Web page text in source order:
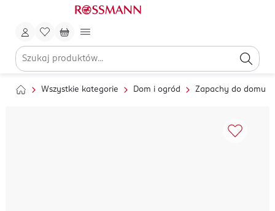
Wszystkie kategorie Dom i ogród Zapachy do domu